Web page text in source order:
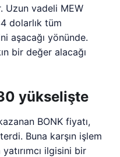
Uzun vadeli MEW
dolarlık tüm
aşacağı yönünde.
bir değer alacağı
yükselişte
BONK fiyatı,
Buna karşın işlem
ilgisini bir